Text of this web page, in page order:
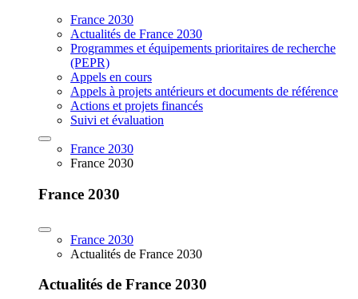
France 2030
Actualités de France 2030
Programmes et équipements prioritaires de recherche
(PEPR)
Appels en cours
Appels à projets antérieurs et documents de référence
Actions et projets financés
Suivi et évaluation
France 2030
France 2030
France 2030
France 2030
Actualités de France 2030
Actualités de France 2030